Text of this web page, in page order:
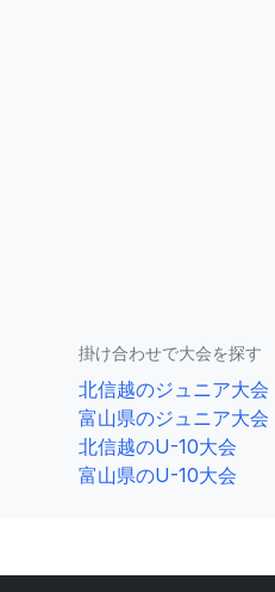
掛け合わせで大会を探す
北信越のジュニア大会
富山県のジュニア大会
北信越のU-10大会
富山県のU-10大会